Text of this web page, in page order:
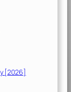
[2026]